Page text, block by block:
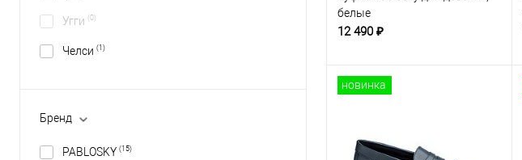
Угги (0)
Челси (1)
Бренд
PABLOSKY (15)
белые
12 490 ₽
новинка